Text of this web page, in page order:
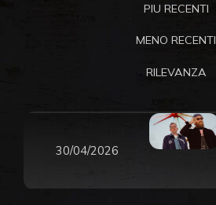
PIU RECENTI
MENO RECENTI
RILEVANZA
30/04/2026